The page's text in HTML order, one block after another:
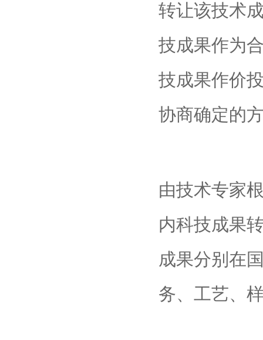
转让该技术
技成果作为
技成果作价
协商确定的
由技术专家
内科技成果
成果分别在
务、工艺、